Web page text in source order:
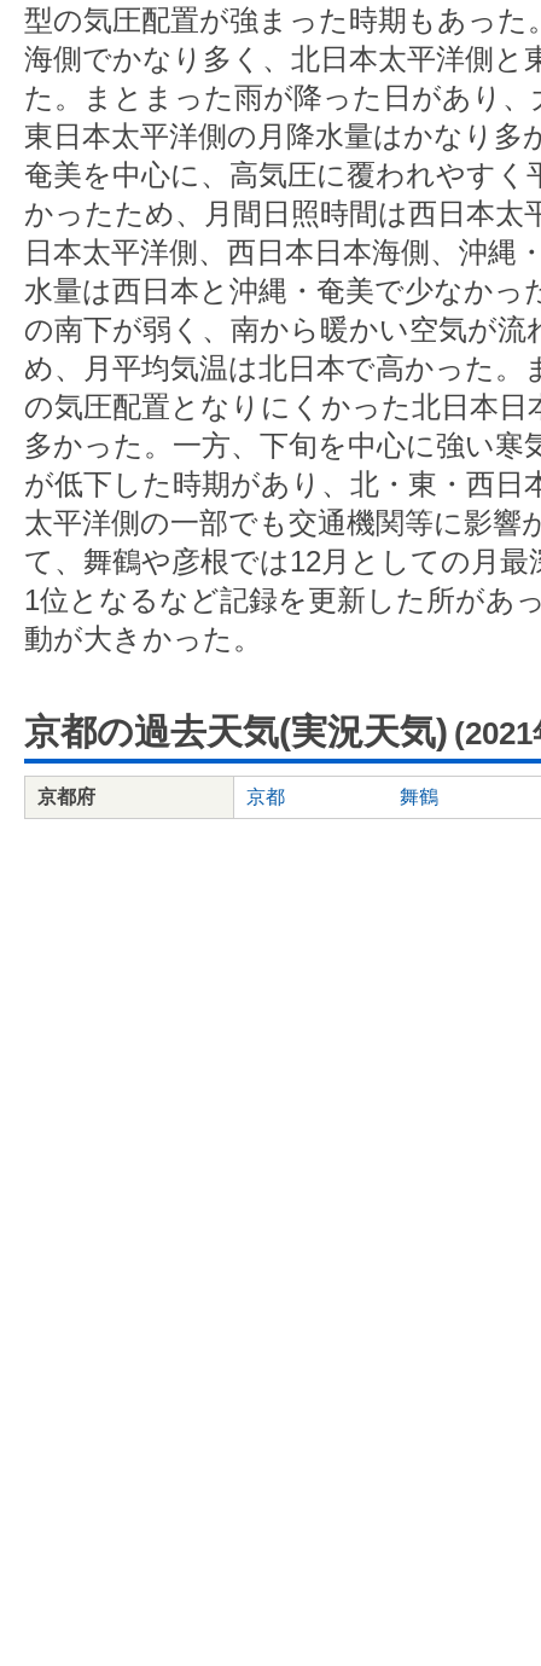
型の気圧配置が強まった時期もあった
海側でかなり多く、北日本太平洋側と
た。まとまった雨が降った日があり
東日本太平洋側の月降水量はかなり多
奄美を中心に、高気圧に覆われやすく
かったため、月間日照時間は西日本太
日本太平洋側、西日本日本海側、沖縄
水量は西日本と沖縄・奄美で少なかっ
の南下が弱く、南から暖かい空気が
め、月平均気温は北日本で高かった。
の気圧配置となりにくかった北日本日
多かった。一方、下旬を中心に強い寒
が低下した時期があり、北・東・西日
太平洋側の一部でも交通機関等に影響
て、舞鶴や彦根では12月としての月
1位となるなど記録を更新した所があ
動が大きかった。
京都の過去天気(実況天気)
京都府 京都 舞鶴